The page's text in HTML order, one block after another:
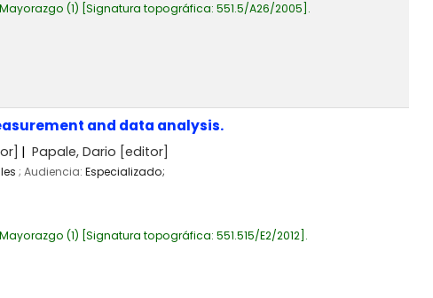
Mayorazgo (1) Signatura topográfica: 551.5/A26/2005 .
and data analysis.
Papale, Dario [editor]
; Audiencia: Especializado;
Mayorazgo (1) Signatura topográfica: 551.515/E2/2012 .